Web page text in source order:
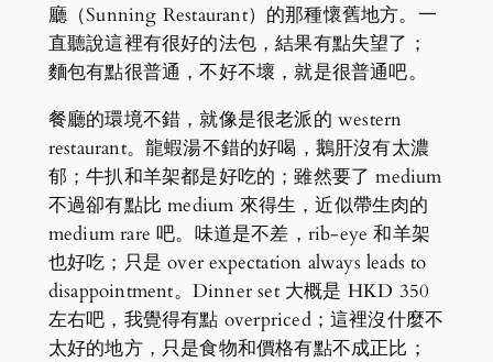
廳（Sunning Restaurant）的那種懷舊地方。一
直聽說這裡有很好的法包，結果有點失望了；
麵包有點很普通，不好不壞，就是很普通吧。
餐廳的環境不錯，就像是很老派的 western
restaurant。龍蝦湯不錯的好喝，鵝肝沒有太濃
郁；牛扒和羊架都是好吃的；雖然要了 medium
不過卻有點比 medium 來得生，近似帶生肉的
medium rare 吧。味道是不差，rib-eye 和羊架
也好吃；只是 over expectation always leads to
disappointment。Dinner set 大概是 HKD 350
左右吧，我覺得有點 overpriced；這裡沒什麼不
太好的地方，只是食物和價格有點不成正比；